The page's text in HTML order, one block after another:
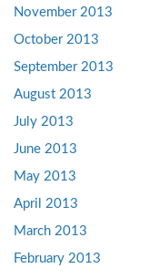
November 2013
October 2013
September 2013
August 2013
July 2013
June 2013
May 2013
April 2013
March 2013
February 2013